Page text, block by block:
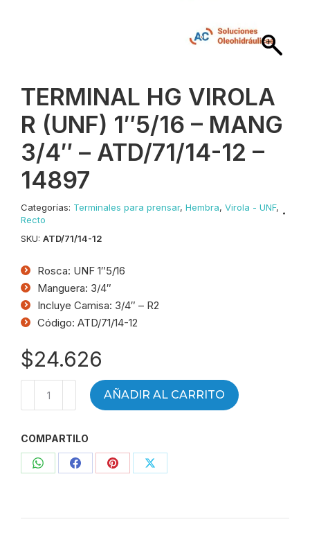
TERMINAL HG VIROLA
R (UNF) 1″5/16 – MANG
3/4″ – ATD/71/14-12 –
14897
Categorías: Terminales para prensar, Hembra, Virola - UNF,
Recto
SKU: ATD/71/14-12
Rosca: UNF 1″5/16
Manguera: 3/4″
Incluye Camisa: 3/4″ – R2
Código: ATD/71/14-12
$24.626
R
(UNF)
1"5/16
AÑADIR AL CARRITO
COMPARTILO
CompartirCompartirCompartirCompartir